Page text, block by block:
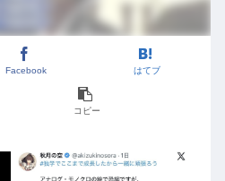
Facebook はてブ
コピー